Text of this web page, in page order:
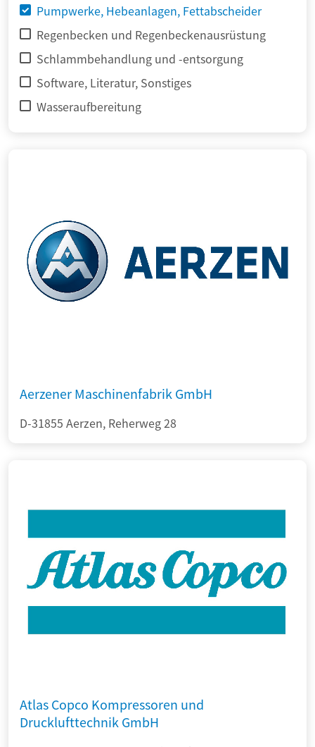
Pumpwerke, Hebeanlagen, Fettabscheider
Regenbecken und Regenbeckenausrüstung
Schlammbehandlung und -entsorgung
Software, Literatur, Sonstiges
Wasseraufbereitung
Aerzener Maschinenfabrik GmbH
D-31855 Aerzen, Reherweg 28
Atlas Copco Kompressoren und
Drucklufttechnik GmbH